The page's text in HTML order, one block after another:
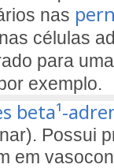
nas
células
para
exemplo.
beta¹-
Possui
em